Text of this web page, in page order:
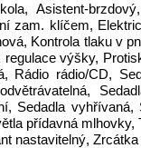
Asistent-
zam. klíčem,
Kontrola tlaku v
výšky,
Rádio rádio/CD,
Sedadla
přídavná mlhovky,
nastavitelný,